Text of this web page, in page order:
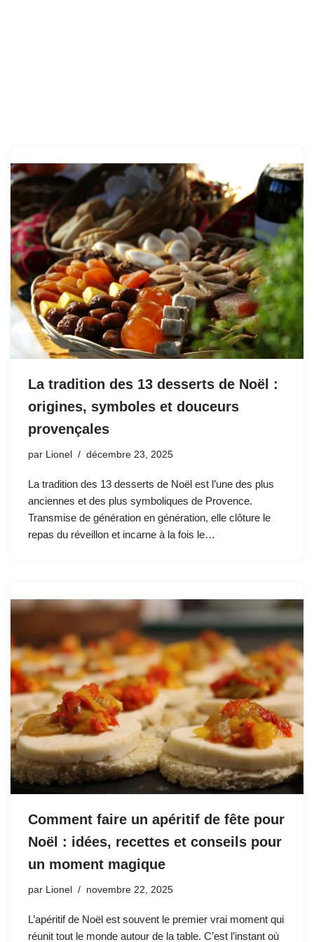
La tradition des 13 desserts de Noël :
origines, symboles et douceurs
provençales
par Lionel décembre 23, 2025
La tradition des 13 desserts de Noël est l’une des plus
anciennes et des plus symboliques de Provence.
Transmise de génération en génération, elle clôture le
repas du réveillon et incarne à la fois le…
Comment faire un apéritif de fête pour
Noël : idées, recettes et conseils pour
un moment magique
par Lionel novembre 22, 2025
L’apéritif de Noël est souvent le premier vrai moment qui
réunit tout le monde autour de la table. C’est l’instant où